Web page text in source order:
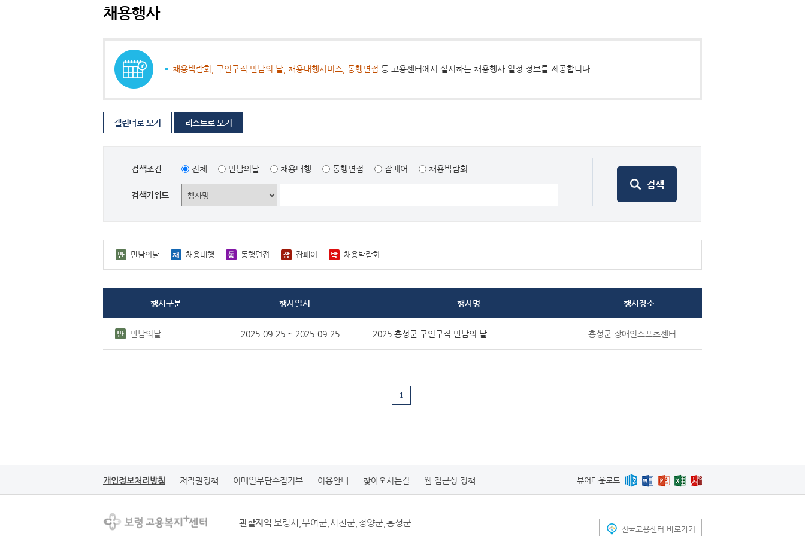
채용행사
채용박람회, 구인구직 만남의 날, 채용대행서비스, 동행면접 등 고용센터에서 실시하는 채용행사 일정 정보를 제공합니다.
캘린더로 보기 리스트로 보기
검색조건 전체 만남의날 채용대행 동행면접 잡페어 채용박람회
검색키워드
만남의날 채용대행 동행면접 잡페어 채용박람회
행사구분 행사일시 행사명 행사장소
만남의날 2025-09-25 ~ 2025-09-25 2025 홍성군 구인구직 만남의 날 홍성군 장애인스포츠센터
1
개인정보처리방침 저작권정책 이메일무단수집거부 이용안내 찾아오시는길 웹 접근성 정책 뷰어다운로드
관할지역 보령시,부여군,서천군,청양군,홍성군
전국고용센터 바로가기